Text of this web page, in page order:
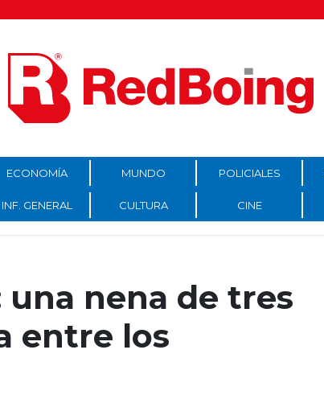
ECONOMÍA MUNDO POLICIALES
INF. GENERAL CULTURA CINE
nena de tres
entre los